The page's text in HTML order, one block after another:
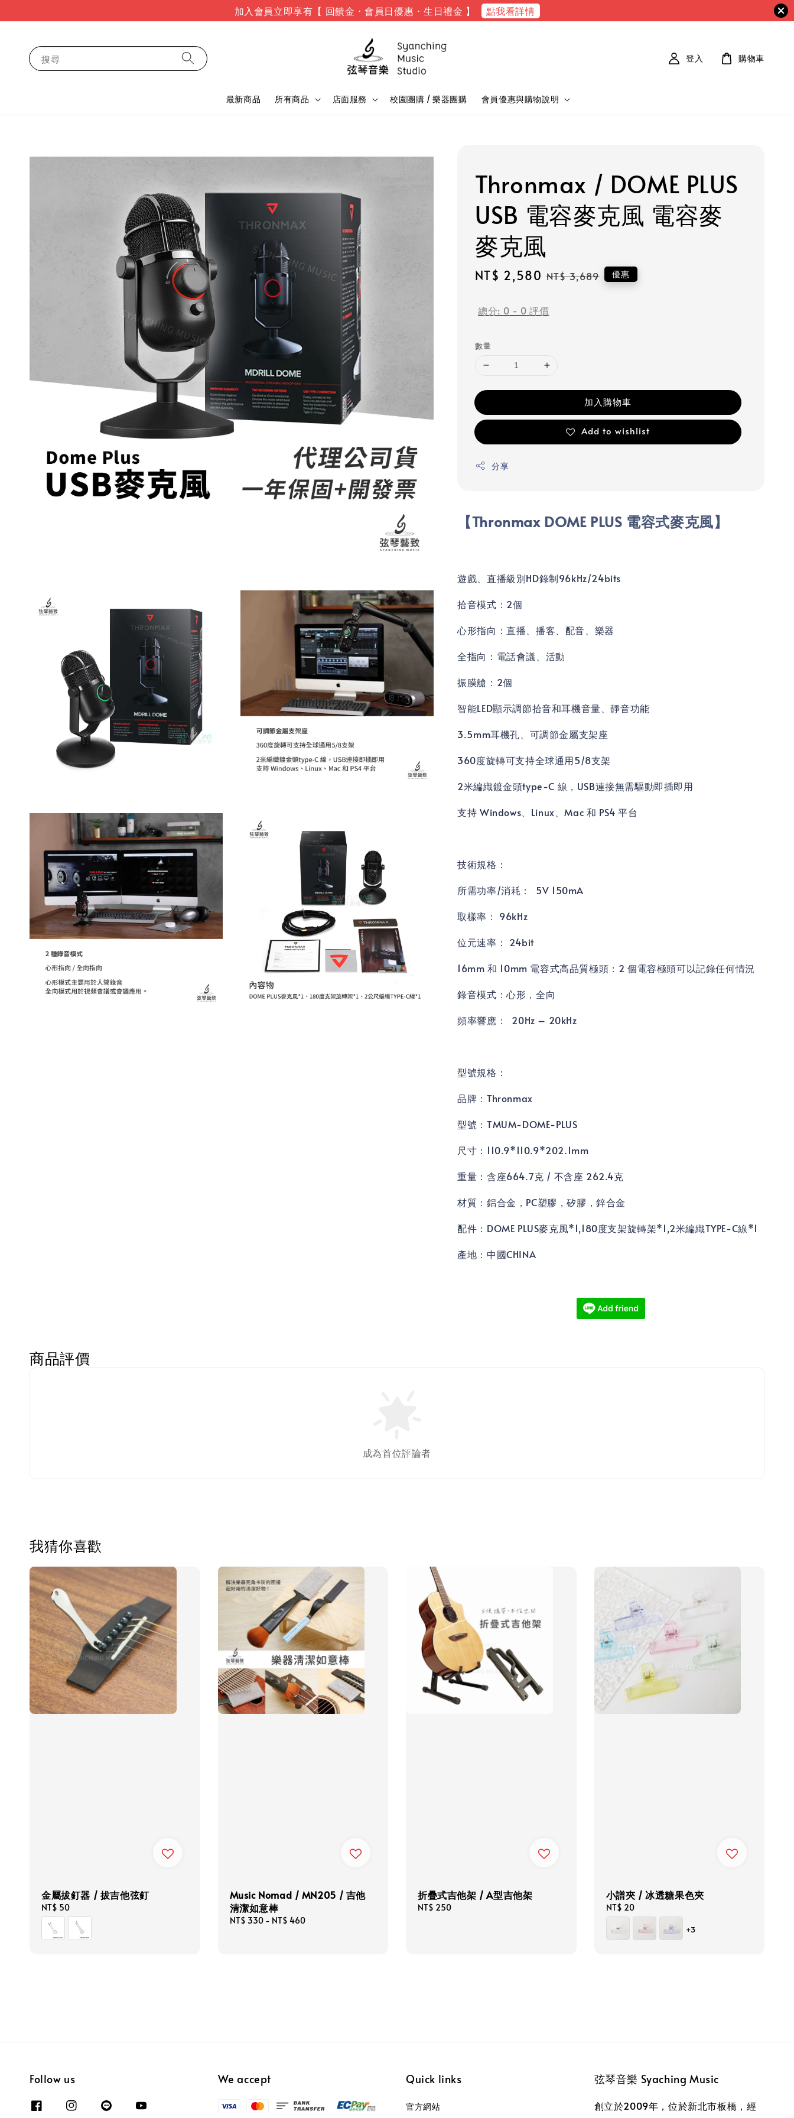
加入會員立即享有【 回饋金 · 會員日優惠 · 生日禮金 】 點我看詳情
搜尋
最新商品 所有商品 店面服務 校園團購 / 樂器團購 會員優惠與購物說明
登入 購物車
Thronmax / DOME PLUS
USB 電容麥克風 電容麥
麥克風
Sale
NT$ 2,580 Regular
NT$ 3,689 優惠
總分: 0 - 0 評價
數量
加入購物車
Add to wishlist
分享
【Thronmax DOME PLUS 電容式麥克風】
遊戲、直播級別HD錄制96kHz/24bits
拾音模式：2個
心形指向：直播、播客、配音、樂器
全指向：電話會議、活動
振膜艙：2個
智能LED顯示調節拾音和耳機音量、靜音功能
3.5mm耳機孔、可調節金屬支架座
360度旋轉可支持全球通用5/8支架
2米編織鍍金頭type-C 線，USB連接無需驅動即插即用
支持 Windows、Linux、Mac 和 PS4 平台
技術規格：
所需功率/消耗： 5V 150mA
取樣率： 96kHz
位元速率： 24bit
16mm 和 10mm 電容式高品質極頭：2 個電容極頭可以記錄任何情況
錄音模式：心形，全向
頻率響應： 20Hz – 20kHz
型號規格：
品牌：Thronmax
型號：TMUM-DOME-PLUS
尺寸：110.9*110.9*202.1mm
重量：含座664.7克 / 不含座 262.4克
材質：鋁合金，PC塑膠，矽膠，鋅合金
配件：DOME PLUS麥克風*1,180度支架旋轉架*1,2米編織TYPE-C線*1
產地：中國CHINA
商品評價
成為首位評論者
我猜你喜歡
金屬拔釘器 / 拔吉他弦釘
Regular
price
NT$ 50
Music Nomad / MN205 / 吉他
清潔如意棒
Regular
NT$ 330 - NT$ 460
折疊式吉他架 / A型吉他架
Regular
NT$ 250
小譜夾 / 冰透糖果色夾
Regular
price
NT$ 20
+3
Follow us We accept Quick links
官方網站
弦琴音樂 Syaching Music
創立於2009年，位於新北市板橋，經